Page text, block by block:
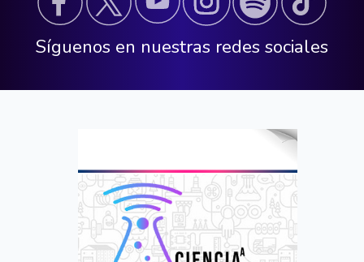
Síguenos en nuestras redes sociales